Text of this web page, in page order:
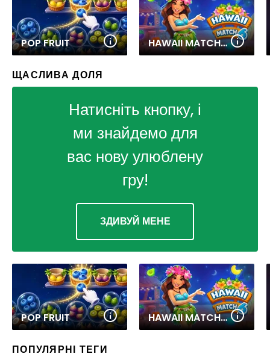
POP FRUIT HAWAII MATCH 6
ЩАСЛИВА ДОЛЯ
Натисніть кнопку, і
ми знайдемо для
вас нову улюблену
гру!
ЗДИВУЙ МЕНЕ
POP FRUIT HAWAII MATCH 6
ПОПУЛЯРНІ ТЕГИ